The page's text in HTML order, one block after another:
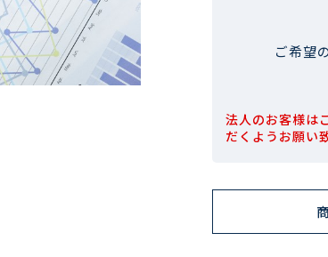
ご希望
法人のお客様は
だくようお願い